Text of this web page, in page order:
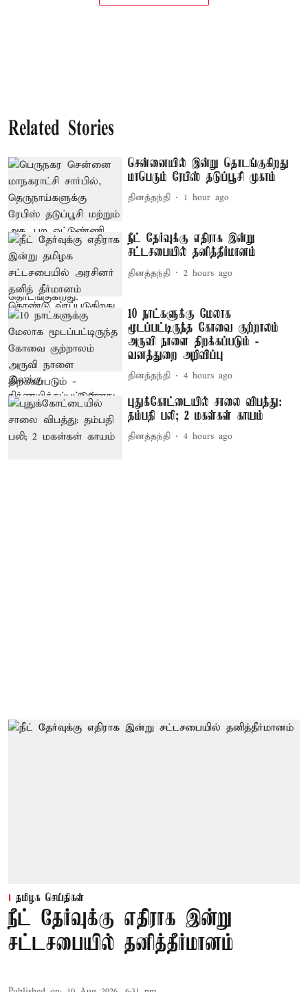
Related Stories
சென்னையில் இன்று தொடங்குகிறது
மாபெரும் ரேபிஸ் தடுப்பூசி முகாம்
தினத்தந்தி 1 hour ago
நீட் தேர்வுக்கு எதிராக இன்று
சட்டசபையில் தனித்தீர்மானம்
தினத்தந்தி 2 hours ago
10 நாட்களுக்கு மேலாக
மூடப்பட்டிருந்த கோவை குற்றாலம்
அருவி நாளை திறக்கப்படும் -
வனத்துறை அறிவிப்பு
தினத்தந்தி 4 hours ago
புதுக்கோட்டையில் சாலை விபத்து:
தம்பதி பலி; 2 மகள்கள் காயம்
தினத்தந்தி 4 hours ago
தமிழக செய்திகள்
நீட் தேர்வுக்கு எதிராக இன்று
சட்டசபையில் தனித்தீர்மானம்